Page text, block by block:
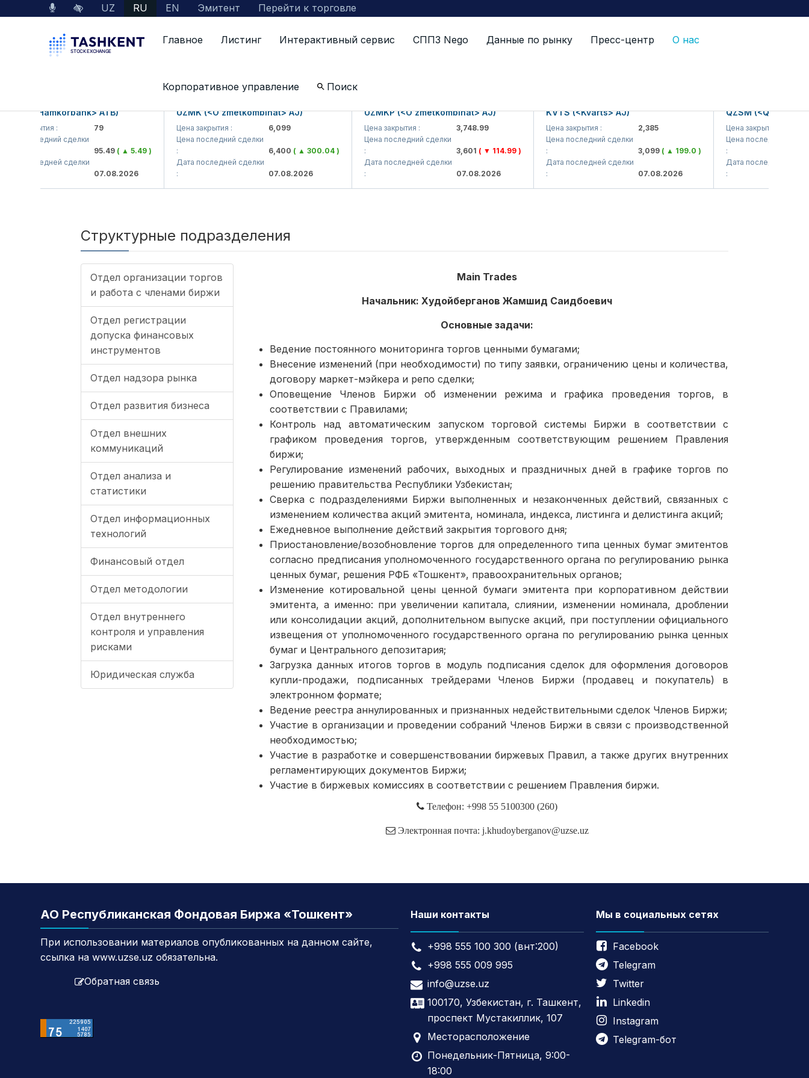
UZ RU EN Эмитент Перейти к торговле
Главное Листинг Интерактивный сервис СППЗ Nego Данные по рынку Пресс-центр О нас
Корпоративное управление Поиск
Структурные подразделения
(<Hamkorbank> ATB)
закрытия :
79
последний сделки
95.49( ▲ 5.49 )
последней сделки
07.08.2026
UZMK (<O'zmetkombinat> AJ)
Цена закрытия :
6,099
Цена последний сделки
6,400( ▲ 300.04 )
Дата последней сделки
07.08.2026
UZMKP (<O'zmetkombinat> AJ)
Цена закрытия :
3,748.99
Цена последний сделки
3,601( ▼ 114.99 )
Дата последней сделки
07.08.2026
KVTS (<Kvarts> AJ)
Цена закрытия :
2,385
Цена последний сделки
3,099( ▲ 199.0 )
Дата последней сделки
07.08.2026
QZSM
Цена закрытия :
Цена последний сделки
Дата последней сделки
Структурные подразделения
Отдел организации торгов
и работа с членами биржи
Отдел регистрации
допуска финансовых
инструментов
Отдел надзора рынка
Отдел развития бизнеса
Отдел внешних
коммуникаций
Отдел анализа и
статистики
Отдел информационных
технологий
Финансовый отдел
Отдел методологии
Отдел внутреннего
контроля и управления
рисками
Юридическая служба
Main Trades
Начальник: Худойберганов Жамшид Саидбоевич
Основные задачи:
Ведение постоянного мониторинга торгов ценными бумагами;
Внесение изменений (при необходимости) по типу заявки, ограничению цены и количества,
договору маркет-мэйкера и репо сделки;
Оповещение Членов Биржи об изменении режима и графика проведения торгов, в
соответствии с Правилами;
Контроль над автоматическим запуском торговой системы Биржи в соответствии с
графиком проведения торгов, утвержденным соответствующим решением Правления
биржи;
Регулирование изменений рабочих, выходных и праздничных дней в графике торгов по
решению правительства Республики Узбекистан;
Сверка с подразделениями Биржи выполненных и незаконченных действий, связанных с
изменением количества акций эмитента, номинала, индекса, листинга и делистинга акций;
Ежедневное выполнение действий закрытия торгового дня;
Приостановление/возобновление торгов для определенного типа ценных бумаг эмитентов
согласно предписания уполномоченного государственного органа по регулированию рынка
ценных бумаг, решения РФБ «Тошкент», правоохранительных органов;
Изменение котировальной цены ценной бумаги эмитента при корпоративном действии
эмитента, а именно: при увеличении капитала, слиянии, изменении номинала, дроблении
или консолидации акций, дополнительном выпуске акций, при поступлении официального
извещения от уполномоченного государственного органа по регулированию рынка ценных
бумаг и Центрального депозитария;
Загрузка данных итогов торгов в модуль подписания сделок для оформления договоров
купли-продажи, подписанных трейдерами Членов Биржи (продавец и покупатель) в
электронном формате;
Ведение реестра аннулированных и признанных недействительными сделок Членов Биржи;
Участие в организации и проведении собраний Членов Биржи в связи с производственной
необходимостью;
Участие в разработке и совершенствовании биржевых Правил, а также других внутренних
регламентирующих документов Биржи;
Участие в биржевых комиссиях в соответствии с решением Правления биржи.
Телефон: +998 55 5100300 (260)
Электронная почта: j.khudoyberganov@uzse.uz
АО Республиканская Фондовая Биржа «Тошкент»
При использовании материалов опубликованных на данном сайте,
ссылка на www.uzse.uz обязательна.
Обратная связь
Наши контакты
+998 555 100 300 (внт:200)
+998 555 009 995
info@uzse.uz
100170, Узбекистан, г. Ташкент,
проспект Мустакиллик, 107
Месторасположение
Понедельник-Пятница, 9:00-
18:00
Мы в социальных сетях
Facebook
Telegram
Twitter
Linkedin
Instagram
Telegram-бот